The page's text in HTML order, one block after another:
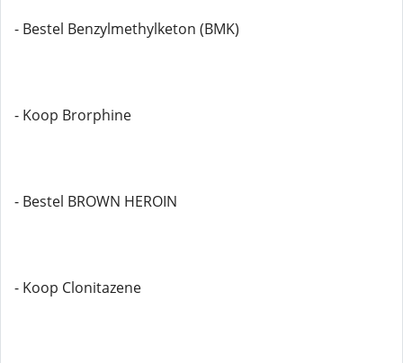
- Bestel Benzylmethylketon (BMK)
- Koop Brorphine
- Bestel BROWN HEROIN
- Koop Clonitazene